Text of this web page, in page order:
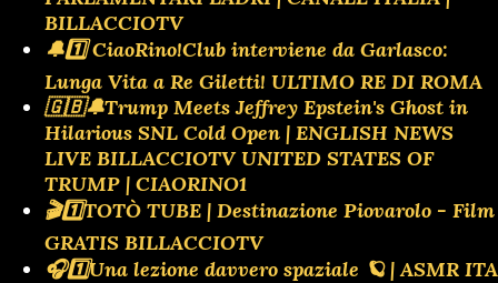
BILLACCIOTV
🔔1️⃣ CiaoRino!Club interviene da Garlasco:
Lunga Vita a Re Giletti! ULTIMO RE DI ROMA
🇬🇧🔔Trump Meets Jeffrey Epstein's Ghost in
Hilarious SNL Cold Open | ENGLISH NEWS
LIVE BILLACCIOTV UNITED STATES OF
TRUMP | CIAORINO1
🎬1️⃣TOTÒ TUBE | Destinazione Piovarolo - Film
GRATIS BILLACCIOTV
🎧1️⃣Una lezione davvero spaziale 🪐 | ASMR ITA